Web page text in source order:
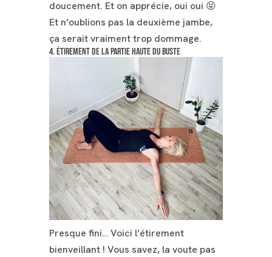
doucement. Et on apprécie, oui oui 😝
Et n’oublions pas la deuxième jambe,
ça serait vraiment trop dommage.
4. Étirement de la partie haute du buste
Presque fini… Voici l’étirement
bienveillant ! Vous savez, la voute pas